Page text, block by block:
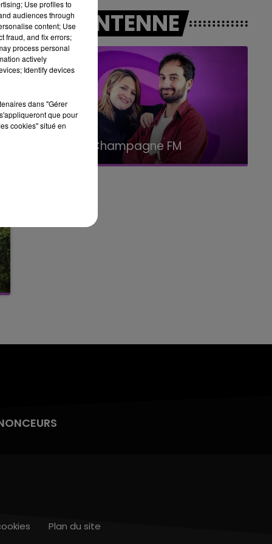
14h00 - 15h00
LA RADIO POP
A L'ANTENNE
LA POP MACHINE - CHAMPAGNE FM
Plan du site
Use profiles to
audiences through
content; Use
fraud, and fix errors;
process personal
actively
Identify devices
dans "Gérer
que pour
cookies" situé en